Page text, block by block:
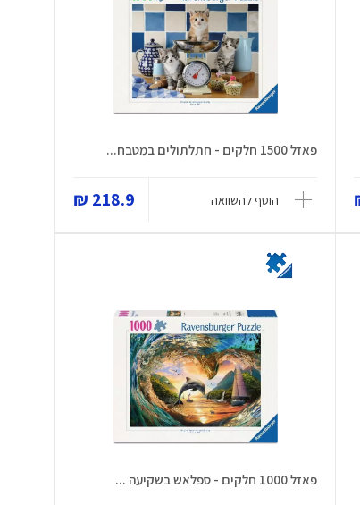
פאזל 1500 חלקים - חתלתולים במטבח...
הוסף להשוואה 218.9 ₪
פאזל 1000 חלקים - ספלאש בשקיעה ...